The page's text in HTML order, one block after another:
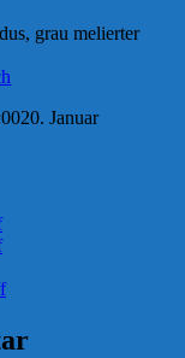
grau melierter
20. Januar